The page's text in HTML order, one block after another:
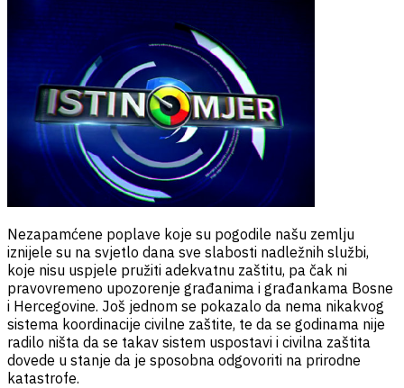
Nezapamćene poplave koje su pogodile našu zemlju
iznijele su na svjetlo dana sve slabosti nadležnih službi,
koje nisu uspjele pružiti adekvatnu zaštitu, pa čak ni
pravovremeno upozorenje građanima i građankama Bosne
i Hercegovine. Još jednom se pokazalo da nema nikakvog
sistema koordinacije civilne zaštite, te da se godinama nije
radilo ništa da se takav sistem uspostavi i civilna zaštita
dovede u stanje da je sposobna odgovoriti na prirodne
katastrofe.